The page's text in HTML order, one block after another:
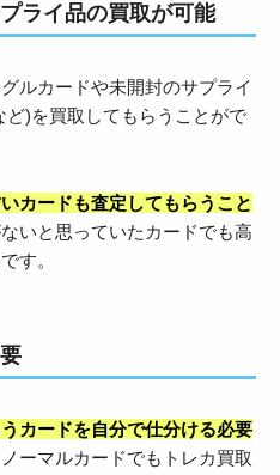
ライ品の買取が可能
ルカードや未開封のサプライ
)を買取してもらうことがで
カードも査定してもらうこと
いと思っていたカードでも高
す。
カードを自分で仕分ける必要
ーマルカードでもトレカ買取